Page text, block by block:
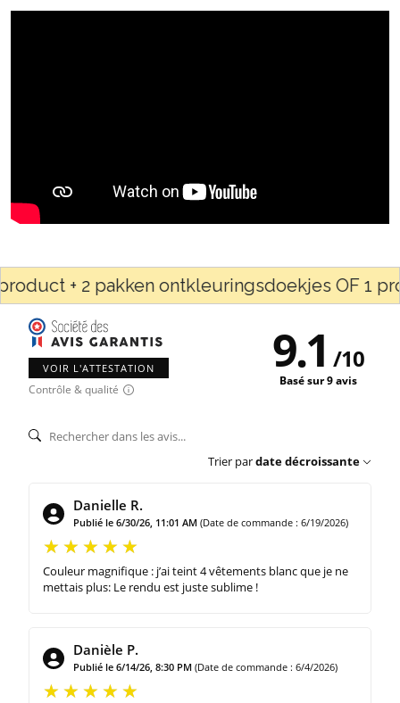
+ 2 pakken ontkleuringsdoekjes OF 1
VOIR L'ATTESTATION
Contrôle & qualité
9.1 /10
Basé sur 9 avis
Trier pardate décroissante
Danielle R.
Publié le 6/30/26, 11:01 AM (Date de commande : 6/19/2026)
Couleur magnifique : j’ai teint 4 vêtements blanc que je ne
mettais plus: Le rendu est juste sublime !
Danièle P.
Publié le 6/14/26, 8:30 PM (Date de commande : 6/4/2026)